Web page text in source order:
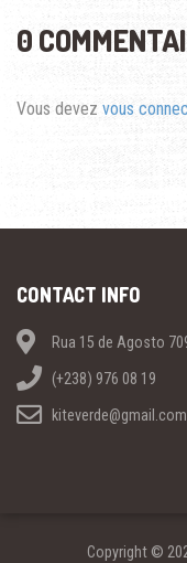
0
Vous devez vous
CONTACT INFO
Rua 15 de Agosto
(+238) 976 08 19
kiteverde@gmail.com
Copyright ©